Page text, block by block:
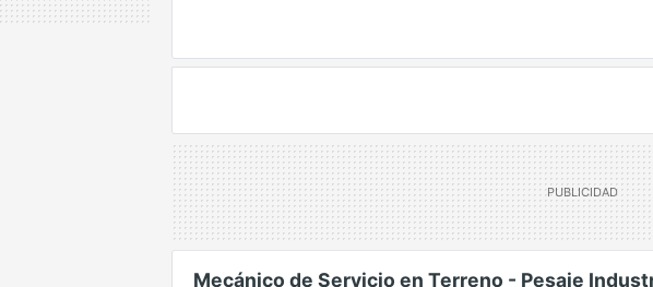
Mecánico de Servicio en Terreno - Pesaje